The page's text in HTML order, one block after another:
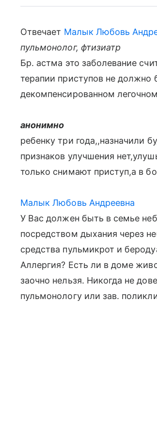
Отвечает Малык Любовь
пульмонолог, фтизиатр
Бр. астма это заболевание
терапии приступов не должно
декомпенсированном
анонимно
ребенку три года,,назначили
признаков улучшения
только снимают приступ,а в
Малык Любовь Андреевна
У Вас должен быть в семье
посредством дыхания через
средства пульмикрот и
Аллергия? Есть ли в доме
заочно нельзя. Никогда не
пульмонологу или зав.